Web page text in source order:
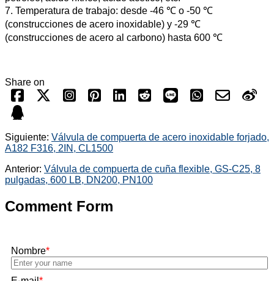
7. Temperatura de trabajo: desde -46 ℃ o -50 ℃
(construcciones de acero inoxidable) y -29 ℃
(construcciones de acero al carbono) hasta 600 ℃
Share on
Siguiente: Válvula de compuerta de acero inoxidable forjado,
A182 F316, 2IN, CL1500
Anterior: Válvula de compuerta de cuña flexible, GS-C25, 8
pulgadas, 600 LB, DN200, PN100
Comment Form
Nombre*